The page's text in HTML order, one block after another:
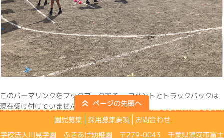
このパーマリンクをブックマークする。 コメントとトラックバックは
現在受け付けていません。
園児募集
採用募集要項
お問合わせ
学校法人川見学園 ふきあげ幼稚園 〒279-0043 千葉県浦安市富士